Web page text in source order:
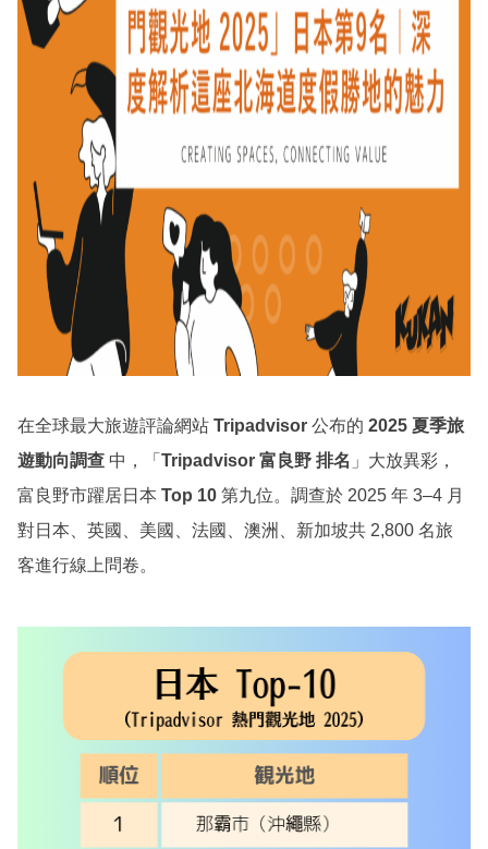
在全球最大旅遊評論網站Tripadvisor 公布的2025 夏季旅
遊動向調查 中，「Tripadvisor 富良野 排名 」大放異彩，
富良野市躍居日本Top 10 第九位。調查於 2025 年 3–4 月
對日本、英國、美國、法國、澳洲、新加坡共 2,800 名旅
客進行線上問卷。